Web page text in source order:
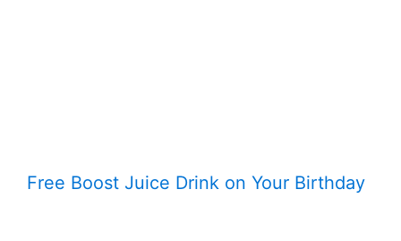
Free Boost Juice Drink on Your Birthday